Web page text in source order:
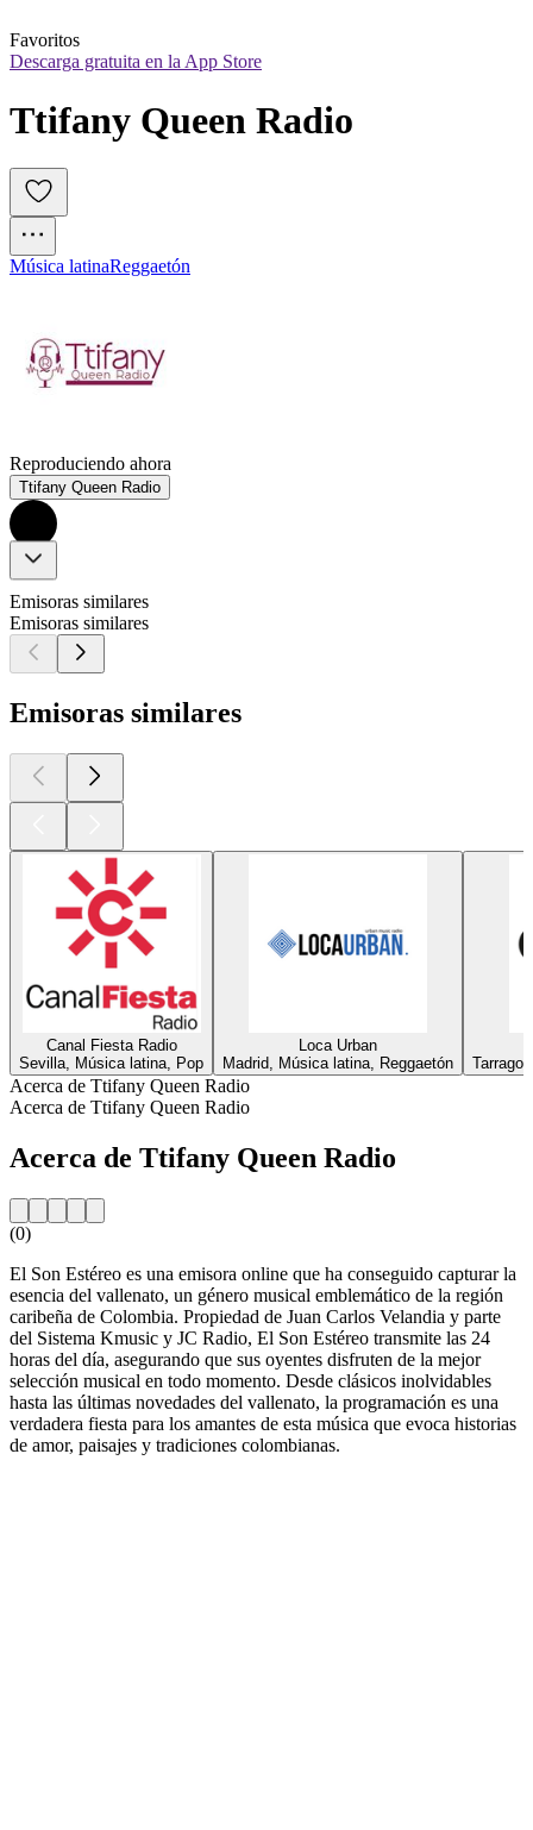
Favoritos
Descarga gratuita en la App Store
Ttifany Queen Radio
Música latinaReggaetón
Reproduciendo ahora
Ttifany Queen Radio
Emisoras similares
Emisoras similares
Emisoras similares
Canal Fiesta Radio
Sevilla, Música latina, Pop
Loca Urban
Madrid, Música latina, Reggaetón
Acerca de Ttifany Queen Radio
Acerca de Ttifany Queen Radio
Acerca de Ttifany Queen Radio
(0)
El Son Estéreo es una emisora online que ha conseguido capturar la
esencia del vallenato, un género musical emblemático de la región
caribeña de Colombia. Propiedad de Juan Carlos Velandia y parte
del Sistema Kmusic y JC Radio, El Son Estéreo transmite las 24
horas del día, asegurando que sus oyentes disfruten de la mejor
selección musical en todo momento. Desde clásicos inolvidables
hasta las últimas novedades del vallenato, la programación es una
verdadera fiesta para los amantes de esta música que evoca historias
de amor, paisajes y tradiciones colombianas.